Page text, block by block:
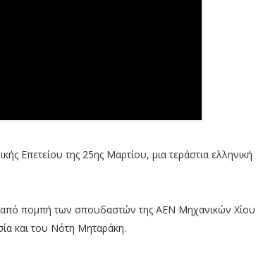
Επετείου της 25ης Μαρτίου, μια τεράστια ελληνική
πομπή των σπουδαστών της ΑΕΝ Μηχανικών Χίου
και του Νότη Μηταράκη.